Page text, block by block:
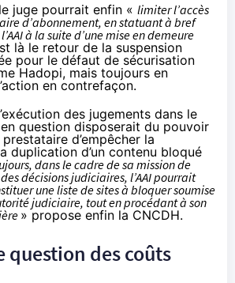
juge pourrait enfin « limiter l’accès
d’abonnement, en statuant à bref
à la suite d’une mise en demeure
là le retour de la suspension
pour le défaut de sécurisation
Hadopi, mais toujours en
en contrefaçon.
des jugements dans le
question disposerait du pouvoir
d’empêcher la
duplication d’un contenu bloqué
dans le cadre de sa mission de
décisions judiciaires, l’AAI pourrait
une liste de sites à bloquer soumise
judiciaire, tout en procédant à son
» propose enfin la CNCDH.
question des coûts